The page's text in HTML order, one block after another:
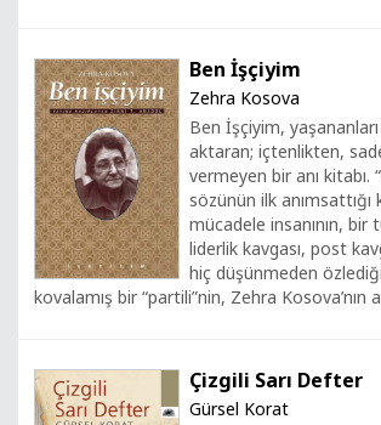
Ben İşçiyim
Zehra Kosova
Ben İşçiyim,
aktaran; içtenlikten,
vermeyen bir anı kitabı.
sözünün ilk
mücadele insanının, bir
liderlik kavgası, post
hiç düşünmeden
kovalamış bir “partili”nin, Zehra Kosova’nın
Çizgili Sarı Defter
Gürsel Korat